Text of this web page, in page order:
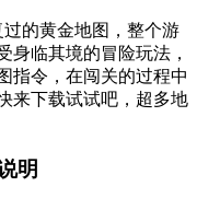
的黄金地图，整个游
身临其境的冒险玩法，
指令，在闯关的过程中
来下载试试吧，超多地
明